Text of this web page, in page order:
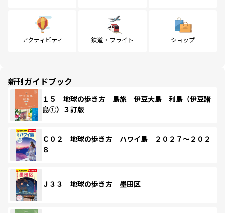
アクティビティ 鉄道・フライト ショップ
新刊ガイドブック
１５ 地球の歩き方 島旅 伊豆大島 利島（伊豆諸
島①）３訂版
Ｃ０２ 地球の歩き方 ハワイ島 ２０２７～２０２
８
Ｊ３３ 地球の歩き方 墨田区